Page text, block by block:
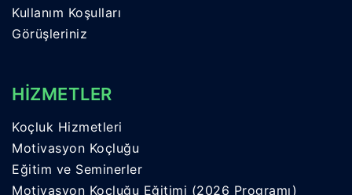
Kullanım Koşulları
Görüşleriniz
HİZMETLER
Koçluk Hizmetleri
Motivasyon Koçluğu
Eğitim ve Seminerler
Motivasyon Koçluğu Eğitimi (2026 Programı)